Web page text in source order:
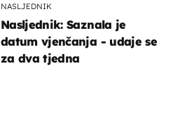
NASLJEDNIK
Nasljednik: Saznala je
datum vjenčanja - udaje se
za dva tjedna